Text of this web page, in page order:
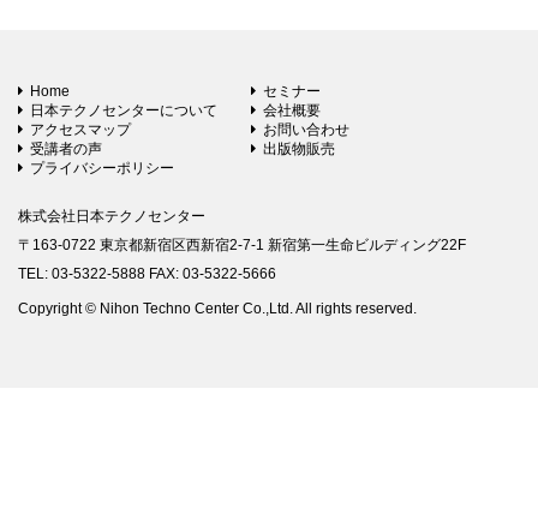
Home
セミナー
日本テクノセンターについて
会社概要
アクセスマップ
お問い合わせ
受講者の声
出版物販売
プライバシーポリシー
株式会社日本テクノセンター
〒163-0722 東京都新宿区西新宿2-7-1 新宿第一生命ビルディング22F
TEL: 03-5322-5888 FAX: 03-5322-5666
Copyright © Nihon Techno Center Co.,Ltd. All rights reserved.